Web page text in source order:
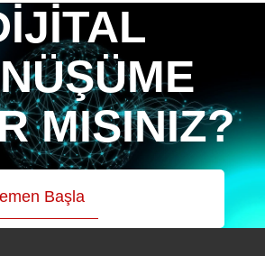
MISINIZ?
Başla